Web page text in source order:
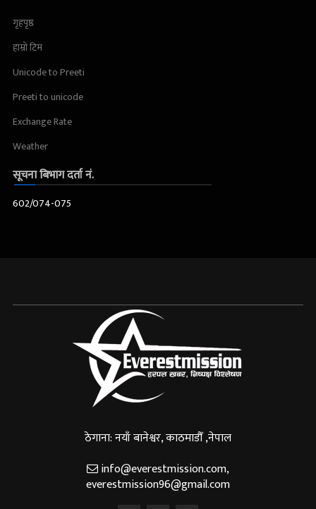
गृहपृष्ठ
हाम्रो टिम
Unicode to Preeti
Preeti to unicode
Exchange Rate
Weather
सूचना बिभाग दर्ता नं.
602/074-075
ठेगाना: नयाँ बानेश्वर, काठमाडौँ ,नेपाल
info@everestmission.com,
everestmission96@gmail.com